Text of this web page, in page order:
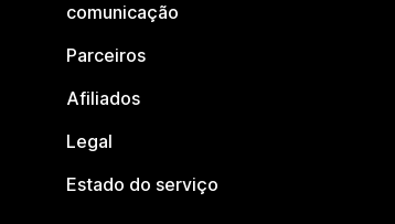
comunicação
Parceiros
Afiliados
Legal
Estado do serviço